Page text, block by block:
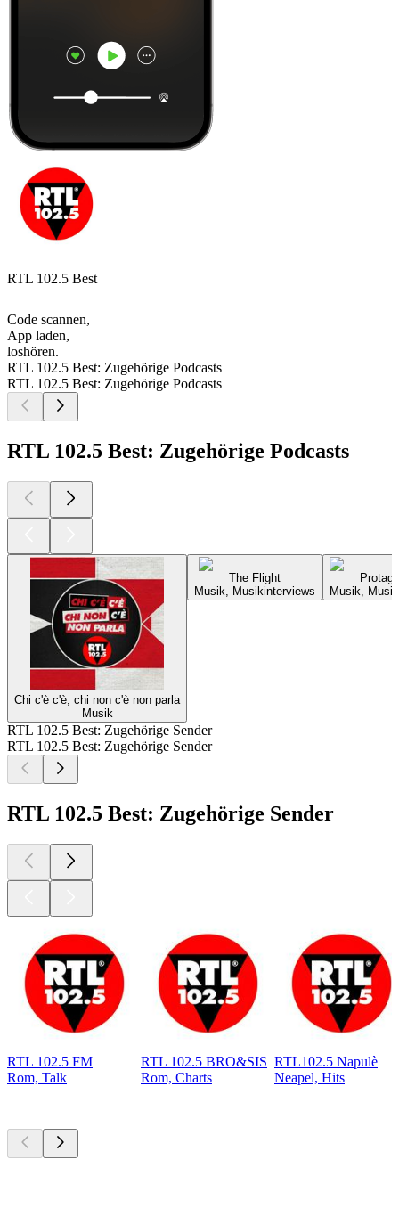
RTL 102.5 Best
Code scannen,
App laden,
loshören.
RTL 102.5 Best: Zugehörige Podcasts
RTL 102.5 Best: Zugehörige Podcasts
RTL 102.5 Best: Zugehörige Podcasts
Chi c'è c'è, chi non c'è non parla
Musik
The Flight
Musik, Musikinterviews
Musik,
RTL 102.5 Best: Zugehörige Sender
RTL 102.5 Best: Zugehörige Sender
RTL 102.5 Best: Zugehörige Sender
RTL 102.5 FM
Rom, Talk
RTL 102.5 BRO&SIS
Rom, Charts
RTL102.5 Napulè
Neapel, Hits